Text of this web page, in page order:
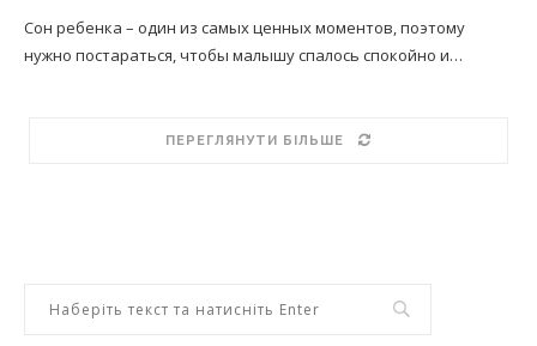
Сон ребенка – один из самых ценных моментов, поэтому
нужно постараться, чтобы малышу спалось спокойно и…
ПЕРЕГЛЯНУТИ БІЛЬШЕ